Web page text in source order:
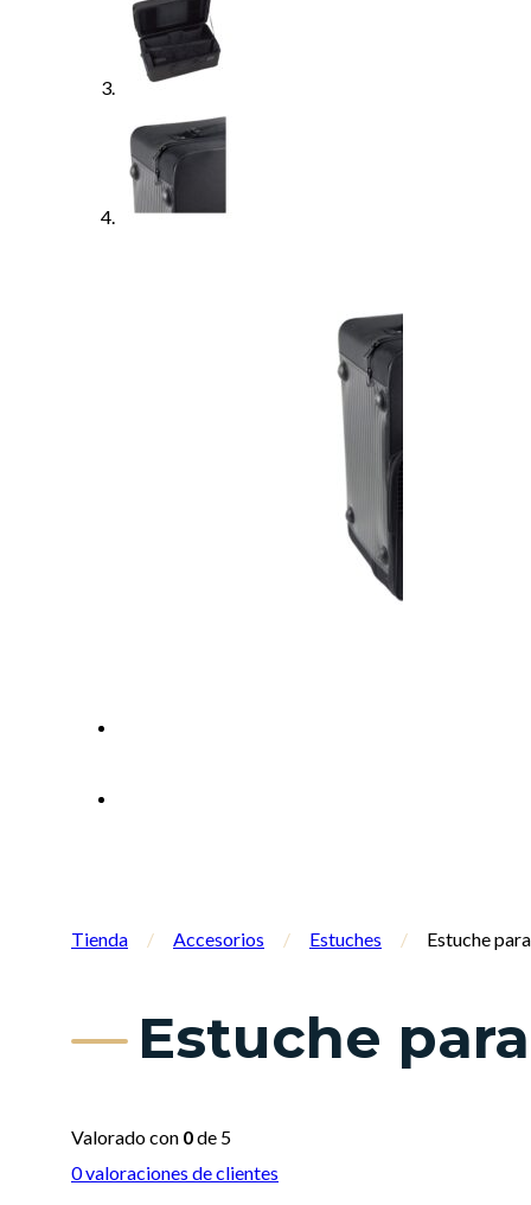
Tienda / Accesorios / Estuches / Estuche
Estuche
Valorado con 0de 5
0valoraciones de clientes